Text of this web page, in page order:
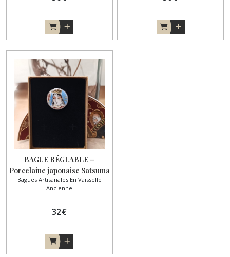
BAGUE RÉGLABLE –
Porcelaine japonaise Satsuma
Bagues Artisanales En Vaisselle
Ancienne
32€